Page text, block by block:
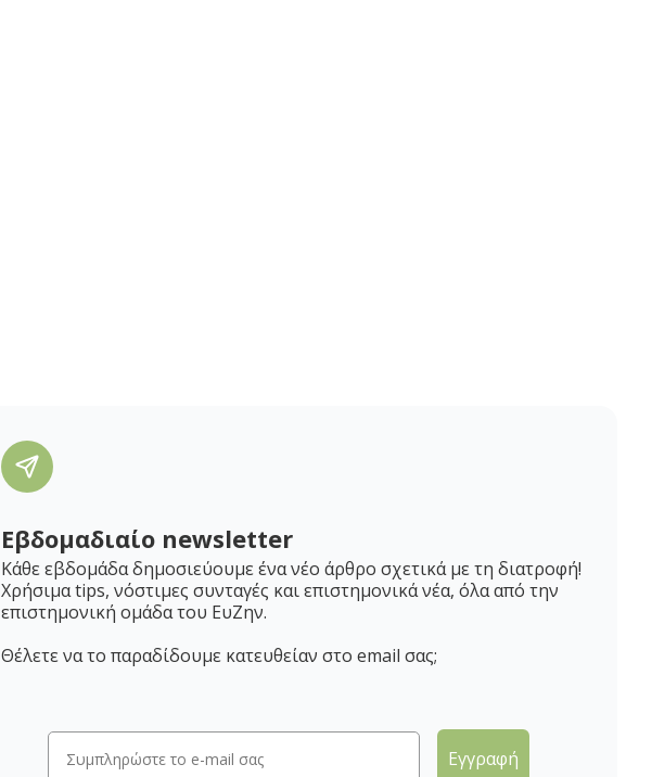
Εβδομαδιαίο newsletter
Κάθε εβδομάδα δημοσιεύουμε ένα νέο άρθρο σχετικά με τη διατροφή!
Χρήσιμα tips, νόστιμες συνταγές και επιστημονικά νέα, όλα από την
επιστημονική ομάδα του ΕυΖην.
Θέλετε να το παραδίδουμε κατευθείαν στο email σας;
Εγγραφή